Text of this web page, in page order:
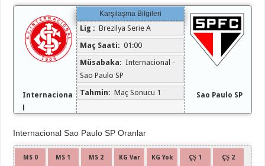
Internaciona
Karşılaşma Bilgileri
Lig : Brezilya Serie A
Maç Saati: 01:00
Müsabaka: Internacional -
Sao Paulo SP
Tahmin: Maç Sonucu 1 Sao Paulo SP
Internacional Sao Paulo SP Oranlar
MS 0 MS 1 MS 2 KG Var KG Yok ÇŞ 1 ÇŞ 2